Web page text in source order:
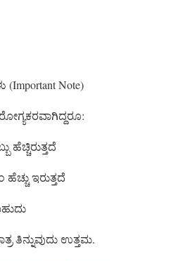
Note)
ಹೆಚ್ಚಿರುತ್ತದೆ
ಇರುತ್ತದೆ
ತಿನ್ನುವುದು ಉತ್ತಮ.